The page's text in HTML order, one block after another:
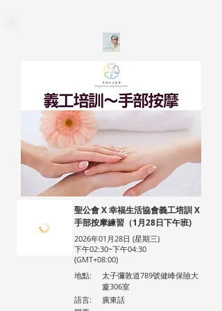
聖公會 X 幸福生活協會義工培訓 X
手部按摩練習（1月28日下午班)
2026年01月28日 (星期三)
下午02:30~下午04:30
(GMT+08:00)
地點:
太子彌敦道789號健峰保險大
廈306室
語言:
廣東話